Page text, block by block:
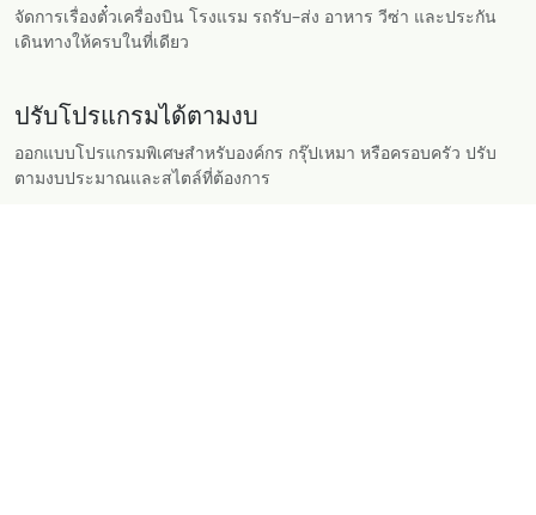
จัดการเรื่องตั๋วเครื่องบิน โรงแรม รถรับ–ส่ง อาหาร วีซ่า และประกัน
เดินทางให้ครบในที่เดียว
ปรับโปรแกรมได้ตามงบ
ออกแบบโปรแกรมพิเศษสำหรับองค์กร กรุ๊ปเหมา หรือครอบครัว ปรับ
ตามงบประมาณและสไตล์ที่ต้องการ